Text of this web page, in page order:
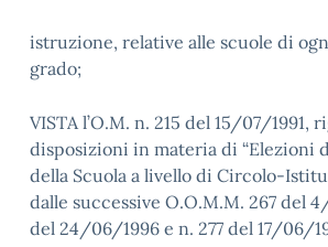
istruzione, relative alle scuole di
grado;
VISTA l’O.M. n. 215 del 15/07/1991,
disposizioni in materia di “Elezioni
della Scuola a livello di Circolo-
dalle successive O.O.M.M. 267 del
del 24/06/1996 e n. 277 del 17/06/